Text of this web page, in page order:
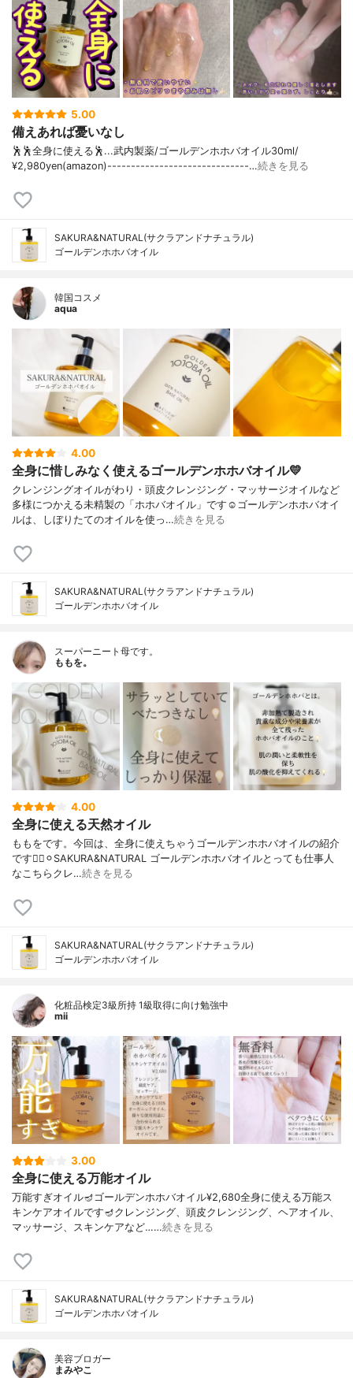
5.00
備えあれば憂いなし
🕺🕺全身に使える🕺...武内製薬/ゴールデンホホバオイル30ml/
¥2,980yen(amazon)------------------------------…続きを見る
SAKURA&NATURAL(サクラアンドナチュラル)
ゴールデンホホバオイル
韓国コスメ
aqua
4.00
全身に惜しみなく使えるゴールデンホホバオイル💛
クレンジングオイルがわり・頭皮クレンジング・マッサージオイルなど
多様につかえる未精製の「ホホバオイル」です☺️ゴールデンホホバオイ
ルは、しぼりたてのオイルを使っ…続きを見る
SAKURA&NATURAL(サクラアンドナチュラル)
ゴールデンホホバオイル
スーパーニート母です。
ももを。
4.00
全身に使える天然オイル
ももをです。今回は、全身に使えちゃうゴールデンホホバオイルの紹介
です💁‍♀️⚪︎SAKURA&NATURAL ゴールデンホホバオイルとっても仕事人
なこちらクレ…続きを見る
SAKURA&NATURAL(サクラアンドナチュラル)
ゴールデンホホバオイル
化粧品検定3級所持 1級取得に向け勉強中
mii
3.00
全身に使える万能オイル
万能すぎオイル🪔ゴールデンホホバオイル¥2,680全身に使える万能ス
キンケアオイルです🪔クレンジング、頭皮クレンジング、ヘアオイル、
マッサージ、スキンケアなど……続きを見る
SAKURA&NATURAL(サクラアンドナチュラル)
ゴールデンホホバオイル
美容ブロガー
まみやこ